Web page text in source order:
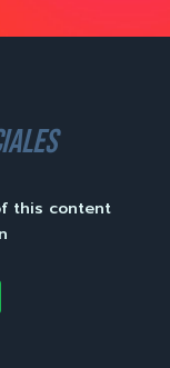
this content